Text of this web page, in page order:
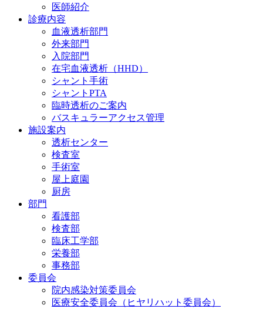
医師紹介
診療内容
血液透析部門
外来部門
入院部門
在宅血液透析（HHD）
シャント手術
シャントPTA
臨時透析のご案内
バスキュラーアクセス管理
施設案内
透析センター
検査室
手術室
屋上庭園
厨房
部門
看護部
検査部
臨床工学部
栄養部
事務部
委員会
院内感染対策委員会
医療安全委員会（ヒヤリハット委員会）